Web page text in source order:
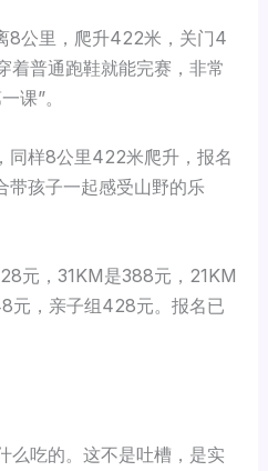
8公里，爬升422米，关门4
着普通跑鞋就能完赛，非常
课”。
同样8公里422米爬升，报名
带孩子一起感受山野的乐
元，31KM是388元，21KM
元，亲子组428元。报名已
么吃的。这不是吐槽，是实